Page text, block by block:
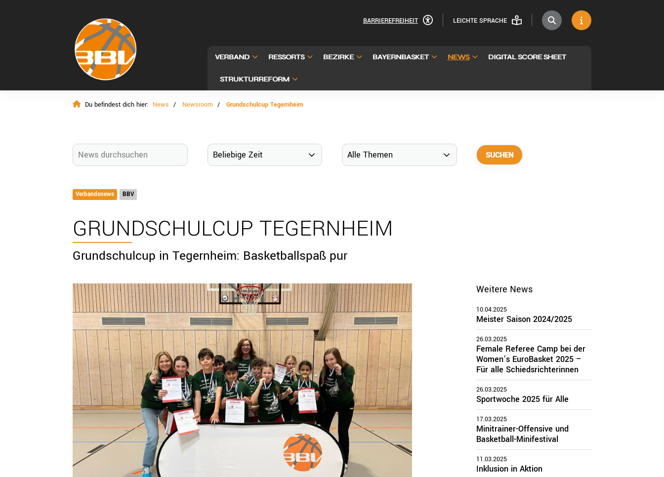
BARRIEREFREIHEIT LEICHTE SPRACHE
VERBAND RESSORTS BEZIRKE BAYERNBASKET NEWS DIGITAL SCORE SHEET
STRUKTURREFORM
Du befindest dich hier: News Newsroom Grundschulcup Tegernheim
Verbandsnews BBV
GRUNDSCHULCUP TEGERNHEIM
Grundschulcup in Tegernheim: Basketballspaß pur
Weitere News
10.04.2025
Meister Saison 2024/2025
26.03.2025
Female Referee Camp bei der
Women’s EuroBasket 2025 –
Für alle Schiedsrichterinnen
26.03.2025
Sportwoche 2025 für Alle
17.03.2025
Minitrainer-Offensive und
Basketball-Minifestival
11.03.2025
Inklusion in Aktion
QUICKLINKS
Geschäftsstelle Ressorts